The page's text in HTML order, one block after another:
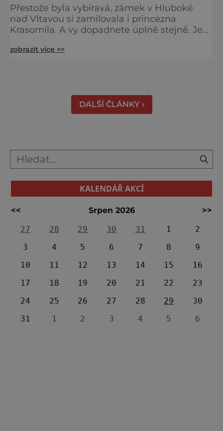
Přestože byla vybíravá, zámek v Hluboké
nad Vltavou si zamilovala i princezna
Krasomila. A vy dopadnete úplně stejně. Je
jako nazdobený bílý dort na svatební tabuli.
zobrazit více >>
DALŠÍ ČLÁNKY ›
KALENDÁŘ AKCÍ
<< Srpen 2026
>>
27
28 29 30 31 1
2
3
4 5 6 7 8
9
10
11 12 13 14 15
16
17
18 19 20 21 22
23
24
25 26 27 28 29
30
31
1 2 3 4 5 6